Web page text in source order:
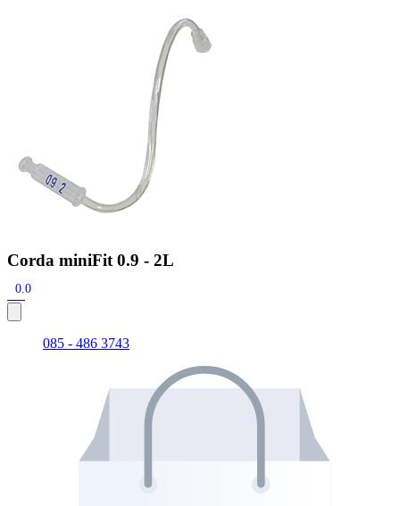
Signia Pure BCT IX
Audio Service R LI 7
Widex filters
Signia Active Mini IX - Oplaadbaar
De Signia Active Mini IX is het nieuwste hoortoestel van Signia.
Corda miniFit 0.9 - 2L
0.0
085 - 486 3743